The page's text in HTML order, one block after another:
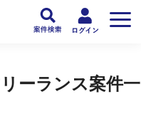
ーランス案件一